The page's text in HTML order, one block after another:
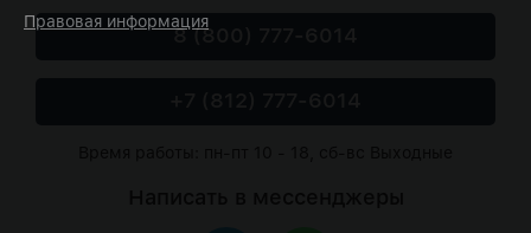
8 (800) 777-6014
Правовая информация